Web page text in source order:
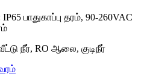
பாதுகாப்பு தரம், 90-260VAC
நீர், RO ஆலை, குடிநீர்